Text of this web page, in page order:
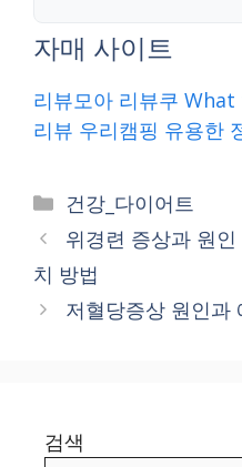
자매 사이트
리뷰모아 리뷰쿠 What
리뷰 우리캠핑 유용한
Categories
건강_다이어트
위경련 증상과 원
치 방법
저혈당증상 원인과
검색